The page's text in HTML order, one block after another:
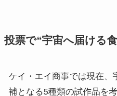
投票で“宇宙へ届ける
ケイ・エイ商事では現在、
補となる5種類の試作品を